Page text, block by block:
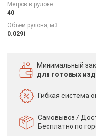
Метров в рулоне:
40
Объем рулона, м3:
0.0291
Минимальный
для готовых
Гибкая система
Самовывоз /
Бесплатно по